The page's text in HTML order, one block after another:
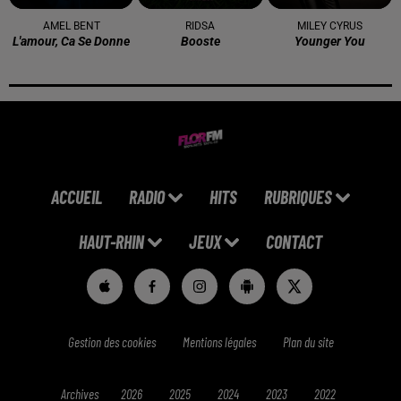
AMEL BENT
L'amour, Ca Se Donne
RIDSA
Booste
MILEY CYRUS
Younger You
ACCUEIL RADIO HITS RUBRIQUES
HAUT-RHIN JEUX CONTACT
Gestion des cookies Mentions légales Plan du site
Archives 2026 2025 2024 2023 2022